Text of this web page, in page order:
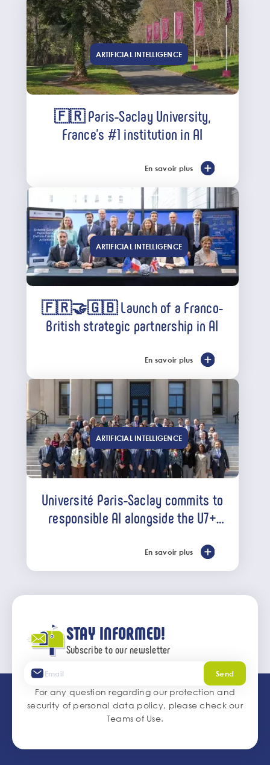
ARTIFICIAL INTELLIGENCE
🇫🇷 Paris-Saclay University,
France’s #1 institution in AI
En savoir plus
ARTIFICIAL INTELLIGENCE
🇫🇷🤝🇬🇧 Launch of a Franco-
British strategic partnership in AI
En savoir plus
ARTIFICIAL INTELLIGENCE
Université Paris-Saclay commits to
responsible AI alongside the U7+
En savoir plus
STAY INFORMED!
Subscribe to our newsletter
Send
For any question regarding our protection and
security of personal data policy, please check our
Teams of Use.